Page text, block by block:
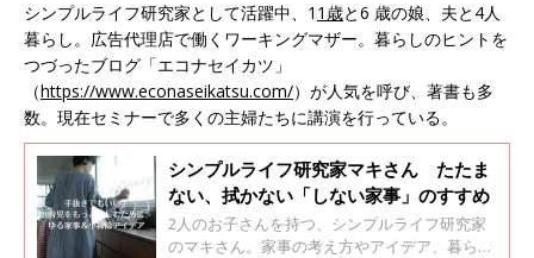
シンプルライフ研究家として活躍中、1 1歳と6 歳の娘、夫と4人
暮らし。広告代理店で働くワーキングマザー。暮らしのヒントを
つづったブログ「エコナセイカツ」
（https://www.econaseikatsu.com/）が人気を呼び、著書も多
数。現在セミナーで多くの主婦たちに講演を行っている。
シンプルライフ研究家マキさん たたま
ない、拭かない「しない家事」のすすめ
2人のお子さんを持つ、シンプルライフ研究家
のマキさん。家事の考え方やアイデア、暮らし